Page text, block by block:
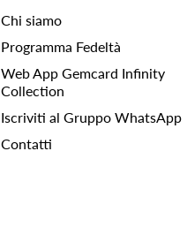
Chi siamo
Programma Fedeltà
Web App Gemcard Infinity
Collection
Iscriviti al Gruppo WhatsApp
Contatti